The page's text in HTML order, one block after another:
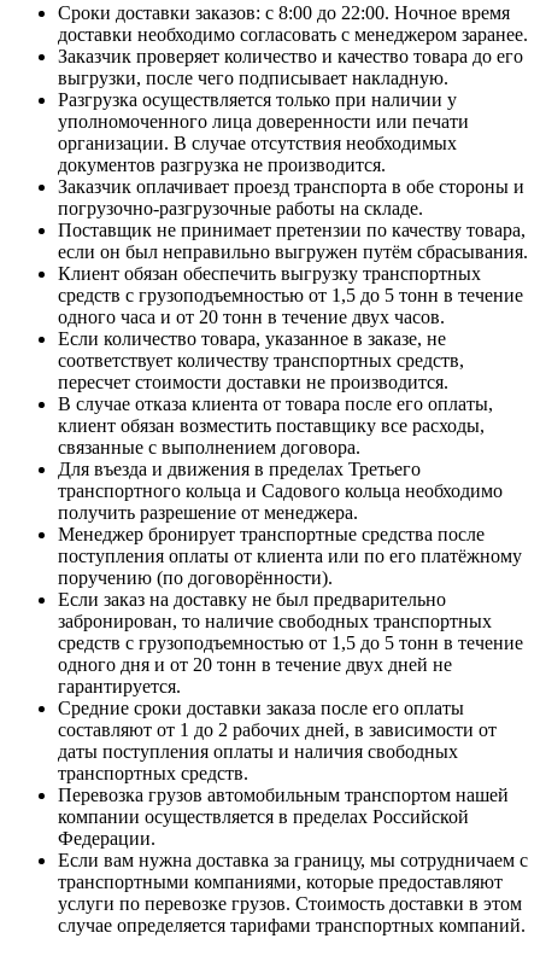
Сроки доставки заказов: с 8:00 до 22:00. Ночное время
доставки необходимо согласовать с менеджером заранее.
Заказчик проверяет количество и качество товара до его
выгрузки, после чего подписывает накладную.
Разгрузка осуществляется только при наличии у
уполномоченного лица доверенности или печати
организации. В случае отсутствия необходимых
документов разгрузка не производится.
Заказчик оплачивает проезд транспорта в обе стороны и
погрузочно-разгрузочные работы на складе.
Поставщик не принимает претензии по качеству товара,
если он был неправильно выгружен путём сбрасывания.
Клиент обязан обеспечить выгрузку транспортных
средств с грузоподъемностью от 1,5 до 5 тонн в течение
одного часа и от 20 тонн в течение двух часов.
Если количество товара, указанное в заказе, не
соответствует количеству транспортных средств,
пересчет стоимости доставки не производится.
В случае отказа клиента от товара после его оплаты,
клиент обязан возместить поставщику все расходы,
связанные с выполнением договора.
Для въезда и движения в пределах Третьего
транспортного кольца и Садового кольца необходимо
получить разрешение от менеджера.
Менеджер бронирует транспортные средства после
поступления оплаты от клиента или по его платёжному
поручению (по договорённости).
Если заказ на доставку не был предварительно
забронирован, то наличие свободных транспортных
средств с грузоподъемностью от 1,5 до 5 тонн в течение
одного дня и от 20 тонн в течение двух дней не
гарантируется.
Средние сроки доставки заказа после его оплаты
составляют от 1 до 2 рабочих дней, в зависимости от
даты поступления оплаты и наличия свободных
транспортных средств.
Перевозка грузов автомобильным транспортом нашей
компании осуществляется в пределах Российской
Федерации.
Если вам нужна доставка за границу, мы сотрудничаем с
транспортными компаниями, которые предоставляют
услуги по перевозке грузов. Стоимость доставки в этом
случае определяется тарифами транспортных компаний.